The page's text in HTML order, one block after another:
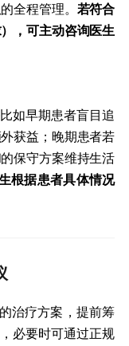
全程管理。​ ​若符合
，可主动咨询医生
如早期患者盲目追
获益；晚期患者若
保守方案维持生活
根据患者具体情况
治疗方案，提前筹
必要时可通过正规